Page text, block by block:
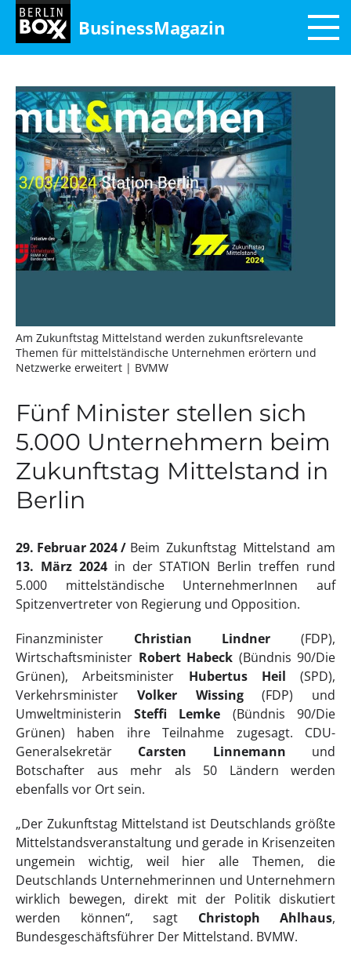
BusinessMagazin
Am Zukunfts­tag Mittel­stand werden zukunfts­relevan­te
Themen für mittel­ständische Unter­nehmen erörtern und
Netzwerke erweitert | BVMW
Fünf Minister stellen sich
5.000 Unternehmern beim
Zukunftstag Mittelstand in
Berlin
29. Februar 2024
Beim Zukunftstag Mittelstand am
13. März 2024 in der STATION Berlin treffen rund
5.000 mittelständische UnternehmerInnen auf
Spitzenvertreter von Regierung und Opposition.
Finanzminister Christian Lindner(FDP),
Wirtschaftsminister Robert Habeck (Bündnis 90/Die
Grünen), Arbeitsminister Hubertus Heil (SPD),
Verkehrsminister Volker Wissing(FDP) und
Umweltministerin Steffi Lemke (Bündnis 90/Die
Grünen) haben ihre Teilnahme zugesagt. CDU-
Generalsekretär Carsten Linnemann und
Botschafter aus mehr als 50 Ländern werden
ebenfalls vor Ort sein.
„Der Zukunftstag Mittelstand ist Deutschlands größte
Mittelstandsveranstaltung und gerade in Krisenzeiten
ungemein wichtig, weil hier alle Themen, die
Deutschlands Unternehmerinnen und Unternehmern
wirklich bewegen, direkt mit der Politik diskutiert
werden können“, sagt Christoph Ahlhaus,
Bundesgeschäftsführer Der Mittelstand. BVMW.